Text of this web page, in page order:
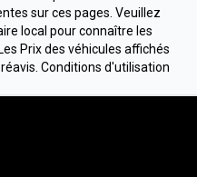
sur ces pages. Veuillez
local pour connaître les
Prix des véhicules affichés
Conditions d'utilisation